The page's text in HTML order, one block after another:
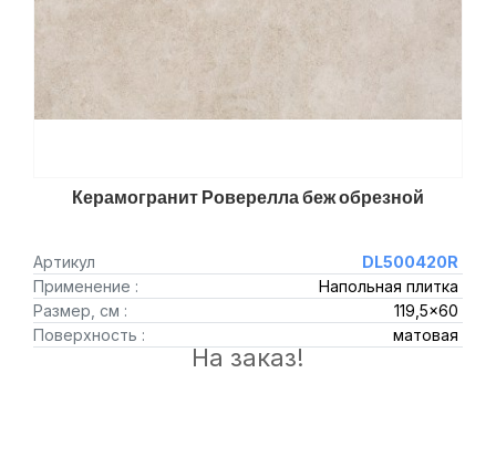
Керамогранит Роверелла беж обрезной
Артикул
DL500420R
Применение :
Напольная плитка
Размер, см :
119,5x60
Поверхность :
матовая
На заказ!